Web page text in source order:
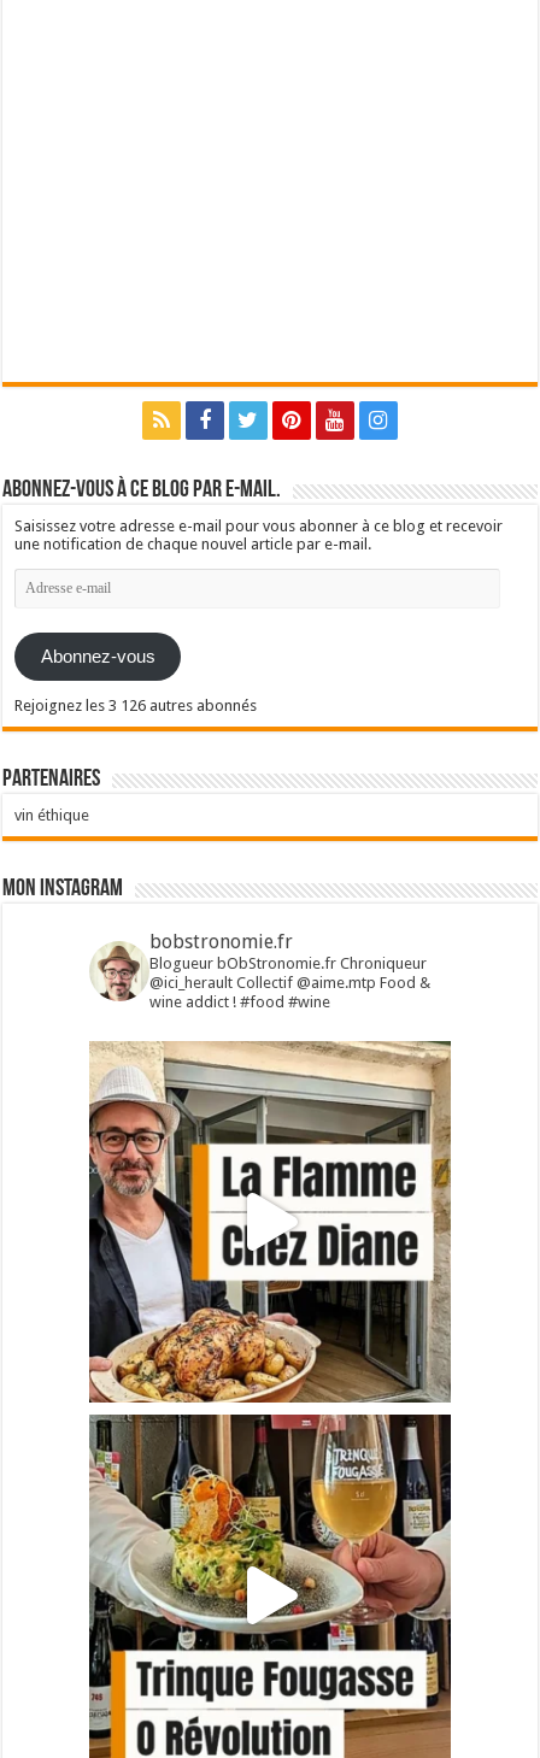
Abonnez-vous à ce blog par e-mail.
Saisissez votre adresse e-mail pour vous abonner à ce blog et recevoir
une notification de chaque nouvel article par e-mail.
Adresse
e-
Abonnez-vous
Rejoignez les 3 126 autres abonnés
Partenaires
vin éthique
Mon Instagram
bobstronomie.fr
Blogueur bObStronomie.fr Chroniqueur
@ici_heraultCollectif @aime.mtp Food &
wine addict !#food #wine